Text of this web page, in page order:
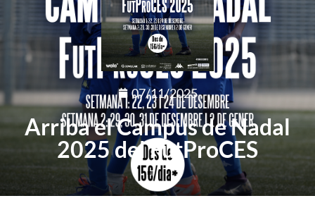
07/11/2025
Arriba el Campus de Nadal
2025 del FutProCES